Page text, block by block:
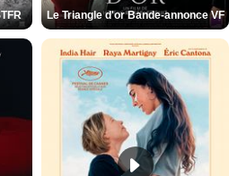
Le Triangle d'or Bande-annonce VF